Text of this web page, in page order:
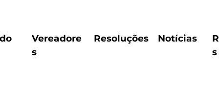
Notícias
s
Resoluções
Vereadore
s